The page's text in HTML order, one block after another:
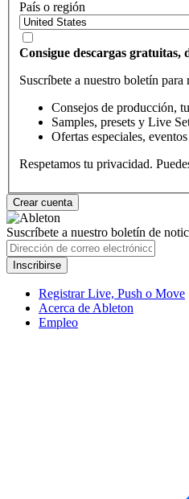
País o región
Consigue descargas gratuitas,
Suscríbete a nuestro boletín para
Consejos de producción,
Samples, presets y Live
Ofertas especiales,
Respetamos tu privacidad.
Suscríbete a nuestro boletín de
Registrar Live, Push o Move
Acerca de Ableton
Empleo